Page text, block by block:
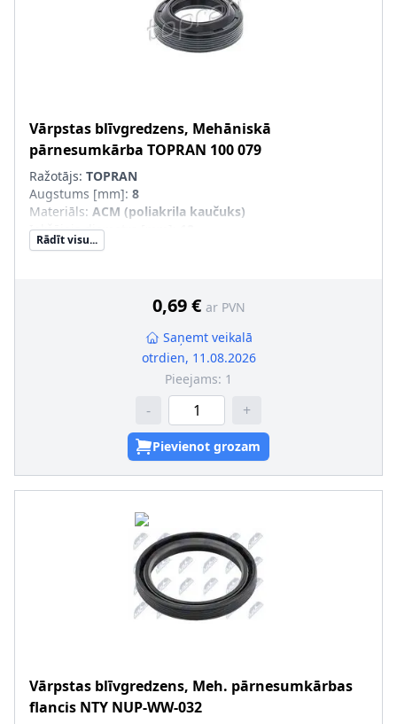
Vārpstas blīvgredzens, Mehāniskā
pārnesumkārba TOPRAN 100 079
Ražotājs: TOPRAN
Augstums [mm]: 8
Materiāls: ACM (poliakrila kaučuks)
Iekšējais diametrs [mm]
Ārējais diametrs [mm]
Rādīt visu...
0,69 € ar PVN
Saņemt veikalā
otrdien, 11.08.2026
Pieejams: 1
- +
Pievienot grozam
Vārpstas blīvgredzens, Meh. pārnesumkārbas
flancis NTY NUP-WW-032